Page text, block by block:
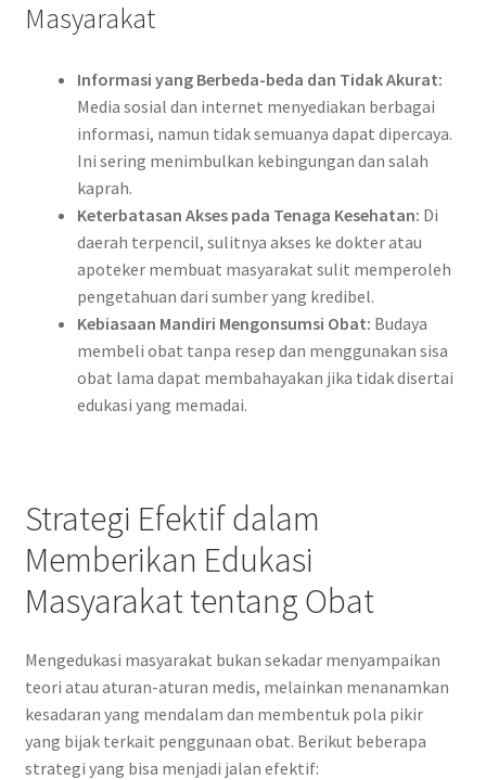
Masyarakat
Informasi yang Berbeda-beda dan Tidak Akurat:
Media sosial dan internet menyediakan berbagai
informasi, namun tidak semuanya dapat dipercaya.
Ini sering menimbulkan kebingungan dan salah
kaprah.
Keterbatasan Akses pada Tenaga Kesehatan: Di
daerah terpencil, sulitnya akses ke dokter atau
apoteker membuat masyarakat sulit memperoleh
pengetahuan dari sumber yang kredibel.
Kebiasaan Mandiri Mengonsumsi Obat: Budaya
membeli obat tanpa resep dan menggunakan sisa
obat lama dapat membahayakan jika tidak disertai
edukasi yang memadai.
Strategi Efektif dalam
Memberikan Edukasi
Masyarakat tentang Obat
Mengedukasi masyarakat bukan sekadar menyampaikan
teori atau aturan-aturan medis, melainkan menanamkan
kesadaran yang mendalam dan membentuk pola pikir
yang bijak terkait penggunaan obat. Berikut beberapa
strategi yang bisa menjadi jalan efektif: